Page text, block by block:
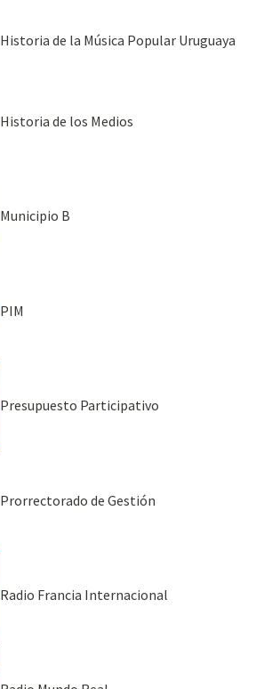
Historia de la Música Popular Uruguaya
Historia de los Medios
Municipio B
PIM
Presupuesto Participativo
Prorrectorado de Gestión
Radio Francia Internacional